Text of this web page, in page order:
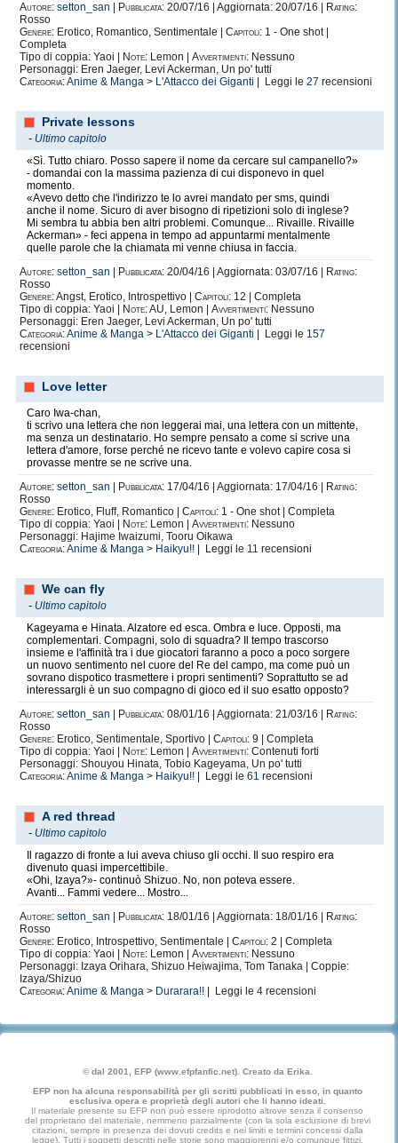
Autore: setton_san Pubblicata: 20/07/16 | Aggiornata: 20/07/16 |
Rating:
Rosso
Genere: Erotico, Romantico, Sentimentale | Capitoli: 1 - One shot |
Completa
Tipo di coppia: Yaoi |
Note: Lemon | Avvertimenti: Nessuno
Personaggi: Eren Jaeger, Levi Ackerman, Un po' tutti
Categoria:Anime & Manga > L'Attacco dei Giganti | Leggi le 27 recensioni
Private lessons
- Ultimo capitolo
«Sì. Tutto chiaro. Posso sapere il nome da cercare sul campanello?»
- domandai con la massima pazienza di cui disponevo in quel
momento.
«Avevo detto che l'indirizzo te lo avrei mandato per sms, quindi
anche il nome. Sicuro di aver bisogno di ripetizioni solo di inglese?
Mi sembra tu abbia ben altri problemi. Comunque... Rivaille. Rivaille
Ackerman» - feci appena in tempo ad appuntarmi mentalmente
quelle parole che la chiamata mi venne chiusa in faccia.
Autore: setton_san Pubblicata: 20/04/16 | Aggiornata: 03/07/16 |
Rating:
Rosso
Genere:Angst, Erotico, Introspettivo | Capitoli: 12 | Completa
Tipo di coppia: Yaoi |
Note:AU, Lemon | Avvertimenti: Nessuno
Personaggi: Eren Jaeger, Levi Ackerman, Un po' tutti
Categoria:Anime & Manga > L'Attacco dei Giganti | Leggi le 157
recensioni
Love letter
Caro Iwa-chan,
ti scrivo una lettera che non leggerai mai, una lettera con un mittente,
ma senza un destinatario. Ho sempre pensato a come si scrive una
lettera d'amore, forse perché ne ricevo tante e volevo capire cosa si
provasse mentre se ne scrive una.
Autore: setton_san Pubblicata: 17/04/16 | Aggiornata: 17/04/16 |
Rating:
Rosso
Genere: Erotico, Fluff, Romantico | Capitoli: 1 - One shot | Completa
Tipo di coppia: Yaoi |
Note: Lemon | Avvertimenti: Nessuno
Personaggi: Hajime Iwaizumi, Tooru Oikawa
Categoria:Anime & Manga > Haikyu!! | Leggi le 11 recensioni
We can fly
- Ultimo capitolo
Kageyama e Hinata. Alzatore ed esca. Ombra e luce. Opposti, ma
complementari. Compagni, solo di squadra? Il tempo trascorso
insieme e l'affinità tra i due giocatori faranno a poco a poco sorgere
un nuovo sentimento nel cuore del Re del campo, ma come può un
sovrano dispotico trasmettere i propri sentimenti? Soprattutto se ad
interessargli è un suo compagno di gioco ed il suo esatto opposto?
Autore: setton_san Pubblicata: 08/01/16 | Aggiornata: 21/03/16 |
Rating:
Rosso
Genere: Erotico, Sentimentale, Sportivo | Capitoli: 9 | Completa
Tipo di coppia: Yaoi |
Note: Lemon | Avvertimenti: Contenuti forti
Personaggi: Shouyou Hinata, Tobio Kageyama, Un po' tutti
Categoria:Anime & Manga > Haikyu!! | Leggi le 61 recensioni
A red thread
- Ultimo capitolo
Il ragazzo di fronte a lui aveva chiuso gli occhi. Il suo respiro era
divenuto quasi impercettibile.
«Ohi, Izaya?»- continuò Shizuo. No, non poteva essere.
Avanti... Fammi vedere... Mostro...
Autore: setton_san Pubblicata: 18/01/16 | Aggiornata: 18/01/16 |
Rating:
Rosso
Genere: Erotico, Introspettivo, Sentimentale | Capitoli: 2 | Completa
Tipo di coppia: Yaoi |
Note: Lemon | Avvertimenti: Nessuno
Personaggi: Izaya Orihara, Shizuo Heiwajima, Tom Tanaka | Coppie:
Izaya/Shizuo
Categoria:Anime & Manga > Durarara!! | Leggi le 4 recensioni
© dal 2001, EFP (www.efpfanfic.net). Creato da Erika.
EFP non ha alcuna responsabilità per gli scritti pubblicati in esso, in quanto
esclusiva opera e proprietà degli autori che li hanno ideati.
Il materiale presente su EFP non può essere riprodotto altrove senza il consenso
del proprietario del materiale, nemmeno parzialmente (con la sola esclusione di brevi
citazioni, sempre in presenza dei dovuti credits e nei limiti e termini concessi dalla
legge). Tutti i soggetti descritti nelle storie sono maggiorenni e/o comunque fittizi.